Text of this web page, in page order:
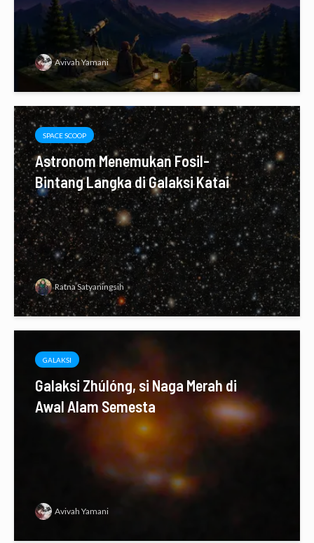
Avivah Yamani
SPACE SCOOP
Astronom Menemukan Fosil-
Bintang Langka di Galaksi Katai
Ratna Satyaningsih
GALAKSI
Galaksi Zhúlóng, si Naga Merah di
Awal Alam Semesta
Avivah Yamani